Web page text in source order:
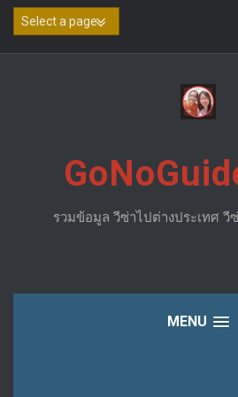
Skip
รวมข้อมูล วีซ่าไปต่างประเทศ วี
MENU